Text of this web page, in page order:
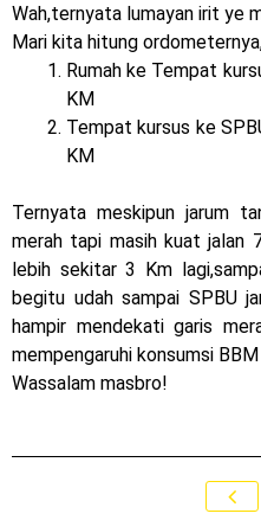
Wah,ternyata lumayan irit ye
Mari kita hitung
Rumah ke Tempat
KM
Tempat kursus ke
KM
Ternyata meskipun jarum
merah tapi masih kuat jalan
lebih sekitar 3 Km
begitu udah sampai SPBU
hampir mendekati garis
mempengaruhi konsumsi BBM
Wassalam masbro!